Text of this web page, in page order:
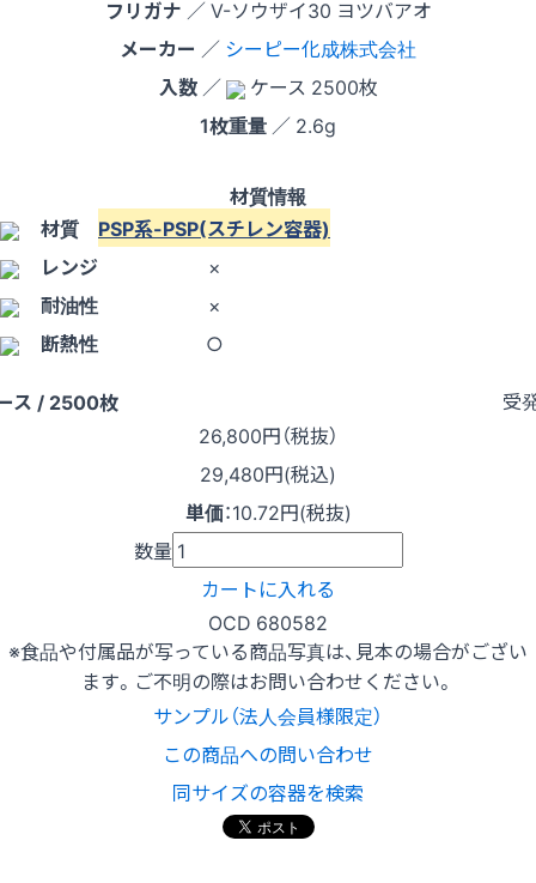
フリガナ ／ V-ソウザイ30 ヨツバアオ
メーカー ／ シーピー化成株式会社
入数／
ケース 2500枚
1枚重量 ／ 2.6g
材質情報
材質 PSP系-PSP(スチレン容器)
レンジ
×
耐油性
×
断熱性
○
ス / 2500枚
受
26,800円（税抜）
29,480円(税込)
単価：10.72円(税抜)
数量
カートに入れる
OCD 680582
※食品や付属品が写っている商品写真は、見本の場合がござい
ます。ご不明の際はお問い合わせください。
サンプル（法人会員様限定）
この商品への問い合わせ
同サイズの容器を検索